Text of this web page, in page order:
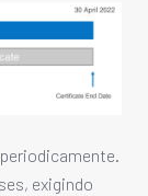
exigindo